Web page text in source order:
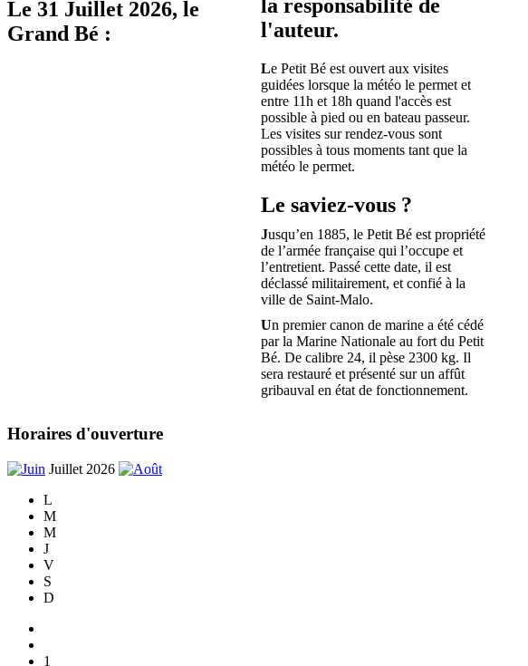
Le 31 Juillet 2026, le
Grand Bé :
la responsabilité de
l'auteur.
Le Petit Bé est ouvert aux visites
guidées lorsque la météo le permet et
entre 11h et 18h quand l'accès est
possible à pied ou en bateau passeur.
Les visites sur rendez-vous sont
possibles à tous moments tant que la
météo le permet.
Le saviez-vous ?
Jusqu’en 1885, le Petit Bé est propriété
de l’armée française qui l’occupe et
l’entretient. Passé cette date, il est
déclassé militairement, et confié à la
ville de Saint-Malo.
Un premier canon de marine a été cédé
par la Marine Nationale au fort du Petit
Bé. De calibre 24, il pèse 2300 kg. Il
sera restauré et présenté sur un affût
gribauval en état de fonctionnement.
Horaires d'ouverture
Juillet 2026
L
M
M
J
V
S
D
1